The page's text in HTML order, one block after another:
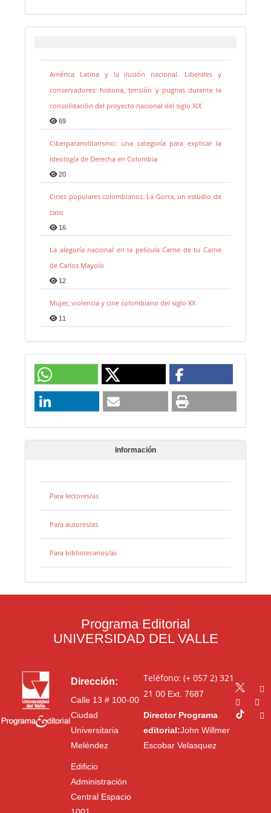
América Latina y la ilusión nacional. Liberales y
conservadores: historia, tensión y pugnas durante la
consolidación del proyecto nacional del siglo XIX
69
Ciberparamilitarismo: una categoría para explicar la
ideología de Derecha en Colombia
20
Cines populares colombianos. La Gorra, un estudio de
caso
16
La alegoría nacional en la película Carne de tu Carne
de Carlos Mayolo
12
Mujer, violencia y cine colombiano del siglo XX
11
Información
Para lectores/as
Para autores/as
Para bibliotecarios/as
Programa Editorial
UNIVERSIDAD DEL VALLE
Dirección:
Calle 13 # 100-00
Ciudad
Universitaria
Meléndez
Edificio
Administración
Central Espacio
Teléfono: (+ 057 2) 321
21 00Ext. 7687
Director Programa
editorial:John Willmer
Escobar Velasquez